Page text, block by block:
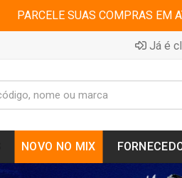
PARCELE SUAS COMPRAS EM
Já é
NOVO NO MIX